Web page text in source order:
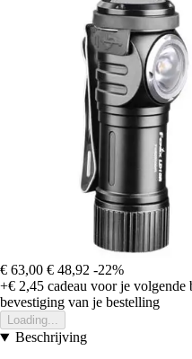
€ 63,00 € 48,92 -22%
+€ 2,45 cadeau voor je volgende
bevestiging van je bestelling
Loading...
Beschrijving